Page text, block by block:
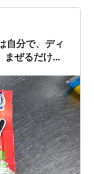
自分で、ディ
ぜるだけの